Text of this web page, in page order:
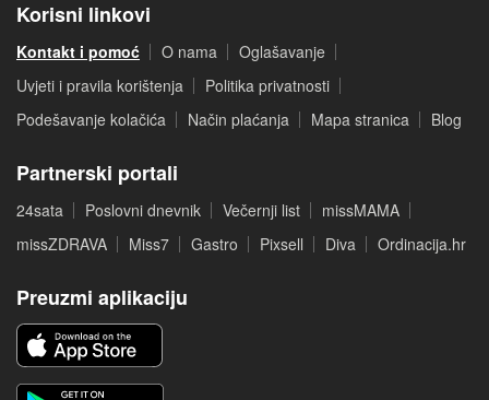
Korisni linkovi
Kontakt i pomoć O nama
Oglašavanje
Uvjeti i pravila korištenja
Politika privatnosti
Podešavanje kolačića
Način plaćanja Mapa stranica Blog
Partnerski portali
24sata Poslovni dnevnik Večernji list
missMAMA
missZDRAVA
Miss7 Gastro Pixsell Diva Ordinacija.hr
Preuzmi aplikaciju